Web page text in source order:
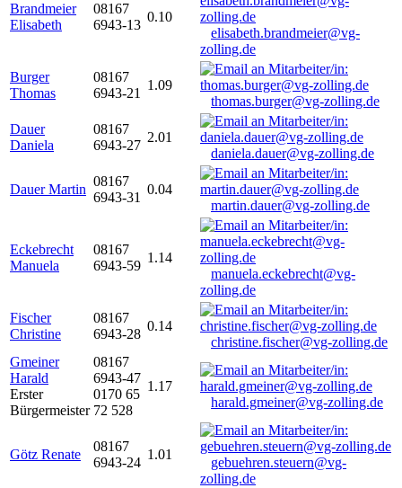
Brandmeier
Elisabeth
08167
6943-13
0.10
elisabeth.brandmeier@vg-
zolling.de
Burger
Thomas
08167
6943-21
1.09
thomas.burger@vg-zolling.de
Dauer
Daniela
08167
6943-27
2.01
daniela.dauer@vg-zolling.de
Dauer Martin
08167
6943-31
0.04
martin.dauer@vg-zolling.de
Eckebrecht
Manuela
08167
6943-59
1.14
manuela.eckebrecht@vg-
zolling.de
Fischer
Christine
08167
6943-28
0.14
christine.fischer@vg-zolling.de
Gmeiner
Harald
Erster
Bürgermeister
08167
6943-47
0170 65
72 528
1.17
harald.gmeiner@vg-zolling.de
Götz Renate
08167
6943-24
1.01
gebuehren.steuern@vg-
zolling.de